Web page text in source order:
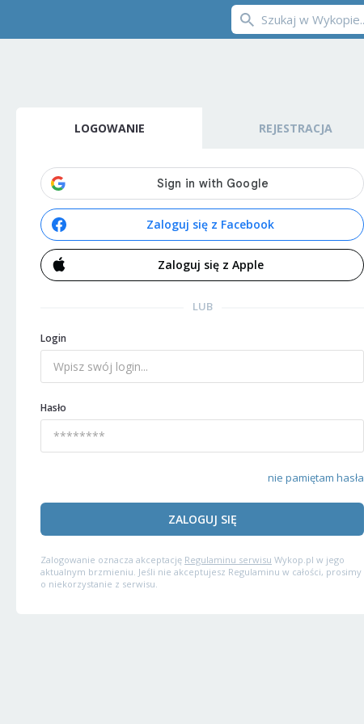
LOGOWANIE REJESTRACJA
Zaloguj się z Facebook
Zaloguj się z Apple
LUB
Login
Hasło
nie pamiętam hasła
ZALOGUJ SIĘ
Zalogowanie oznacza akceptację Regulaminu serwisu Wykop.pl w jego
aktualnym brzmieniu. Jeśli nie akceptujesz Regulaminu w całości, prosimy
o niekorzystanie z serwisu.